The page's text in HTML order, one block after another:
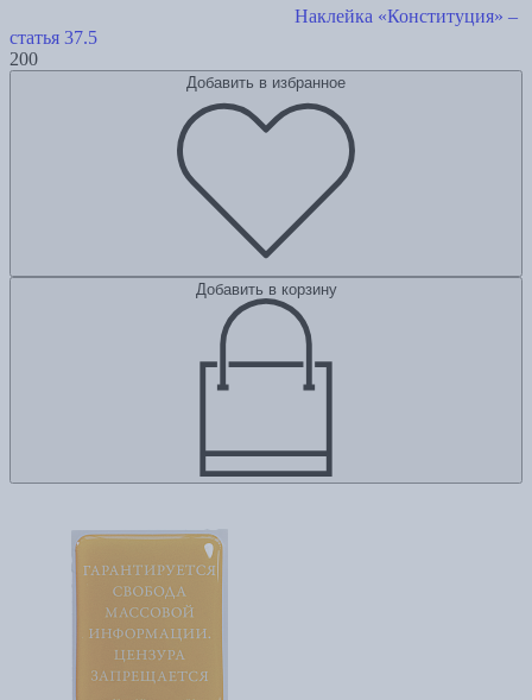
Наклейка «Конституция» –
статья 37.5
200
Добавить в избранное
Добавить в корзину